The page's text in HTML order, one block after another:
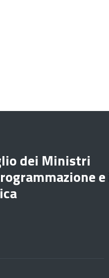
dei Ministri